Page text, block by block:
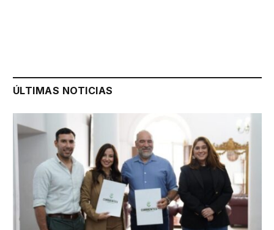
ÚLTIMAS NOTICIAS